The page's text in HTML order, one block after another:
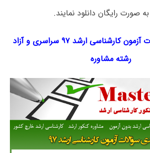
صورت رایگان دانلود نمایند.
دانلود رایگان سؤالات آزمون کارشناسی ارشد ۹۷ سراسری و آزاد
رشته مشاوره